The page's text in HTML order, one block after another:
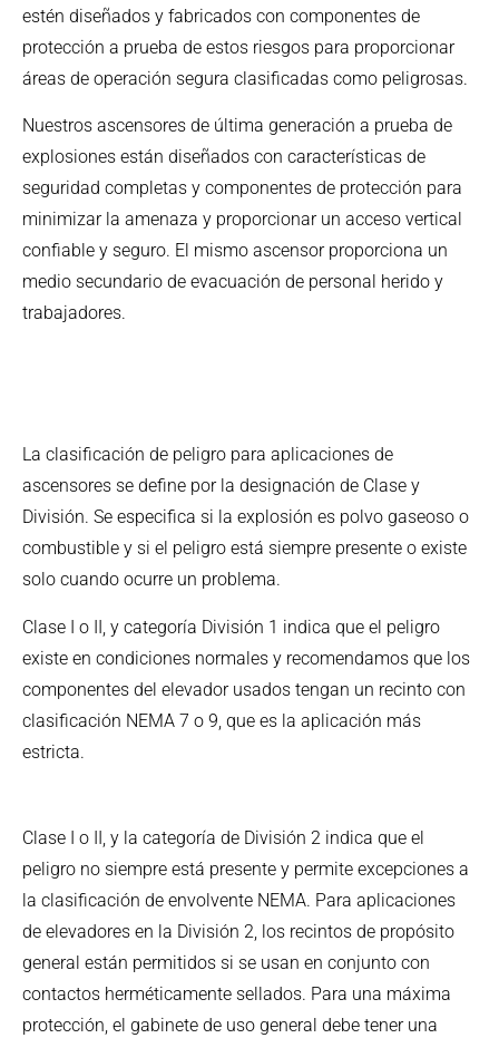
estén diseñados y fabricados con componentes de
protección a prueba de estos riesgos para proporcionar
áreas de operación segura clasificadas como peligrosas.
Nuestros ascensores de última generación a prueba de
explosiones están diseñados con características de
seguridad completas y componentes de protección para
minimizar la amenaza y proporcionar un acceso vertical
confiable y seguro. El mismo ascensor proporciona un
medio secundario de evacuación de personal herido y
trabajadores.
La clasificación de peligro para aplicaciones de
ascensores se define por la designación de Clase y
División. Se especifica si la explosión es polvo gaseoso o
combustible y si el peligro está siempre presente o existe
solo cuando ocurre un problema.
Clase I o II, y categoría División 1 indica que el peligro
existe en condiciones normales y recomendamos que los
componentes del elevador usados tengan un recinto con
clasificación NEMA 7 o 9, que es la aplicación más
estricta.
Clase I o II, y la categoría de División 2 indica que el
peligro no siempre está presente y permite excepciones a
la clasificación de envolvente NEMA. Para aplicaciones
de elevadores en la División 2, los recintos de propósito
general están permitidos si se usan en conjunto con
contactos herméticamente sellados. Para una máxima
protección, el gabinete de uso general debe tener una